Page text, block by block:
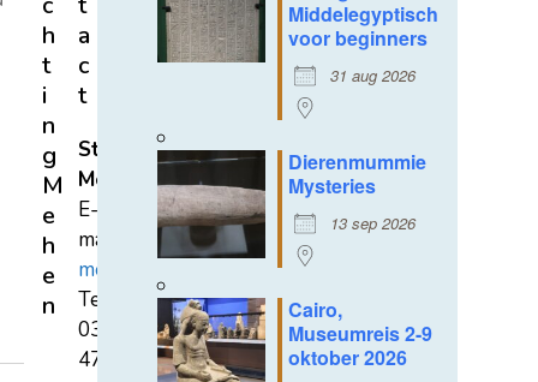
Middelegyptisch
voor beginners
31 aug 2026
Dierenmummie
Mysteries
13 sep 2026
Cairo,
Museumreis 2-9
oktober 2026
h
t
i
n
g
M
e
h
e
n
a
c
t
Stichting
Mehen
E-
mail:
mehen@hetnet.nl
Tel.:
0318-
471689